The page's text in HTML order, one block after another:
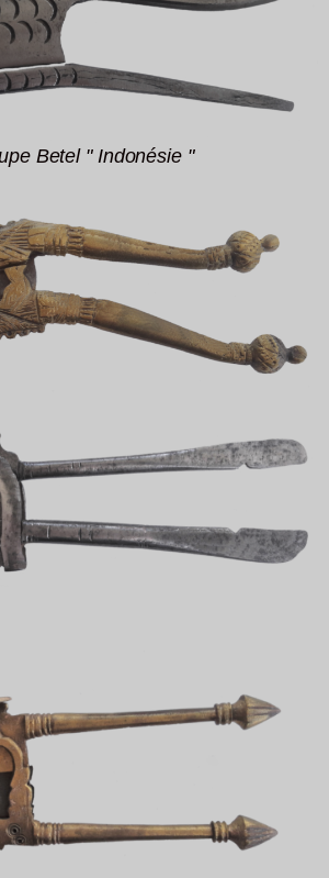
Betel " Indonésie "